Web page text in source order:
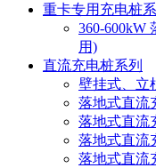
重卡专用充电桩
360-600kW
用)
直流充电桩系列
壁挂式、立
落地式直流
落地式直流
落地式直流
落地式直流